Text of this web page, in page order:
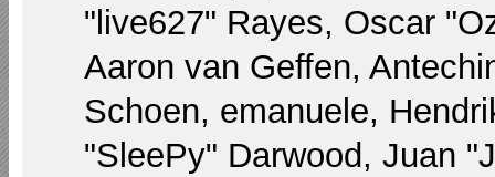
"live627" Rayes, Oscar
Aaron van Geffen,
Schoen, emanuele,
"SleePy" Darwood, Juan